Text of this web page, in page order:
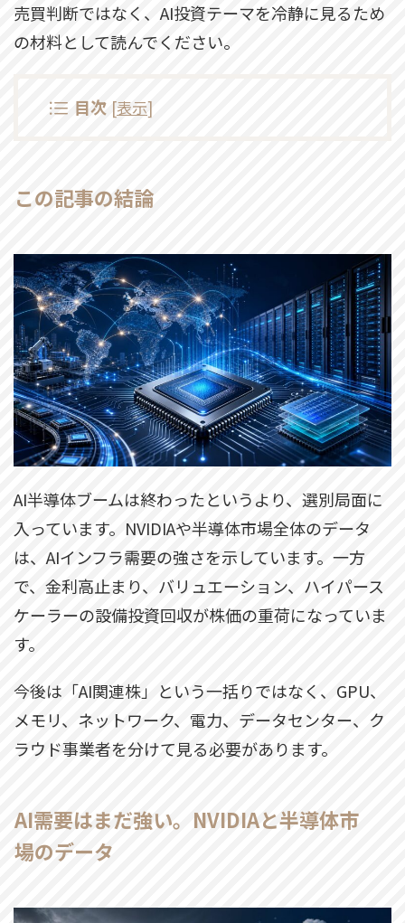
売買判断ではなく、AI投資テーマを冷静に見るため
の材料として読んでください。
目次 [表示]
この記事の結論
AI半導体ブームは終わったというより、選別局面に
入っています。NVIDIAや半導体市場全体のデータ
は、AIインフラ需要の強さを示しています。一方
で、金利高止まり、バリュエーション、ハイパース
ケーラーの設備投資回収が株価の重荷になっていま
す。
今後は「AI関連株」という一括りではなく、GPU、
メモリ、ネットワーク、電力、データセンター、ク
ラウド事業者を分けて見る必要があります。
AI需要はまだ強い。NVIDIAと半導体市
場のデータ